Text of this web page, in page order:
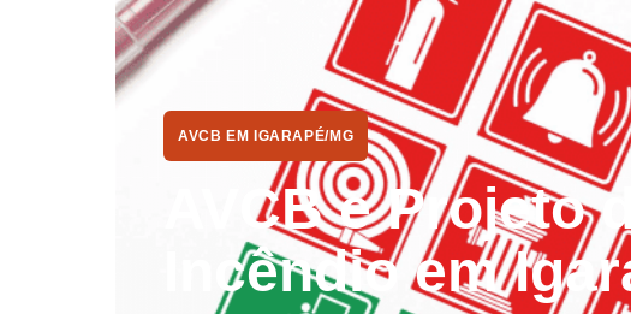
AVCB EM IGARAPÉ/MG
AVCB e Projeto
Incêndio em